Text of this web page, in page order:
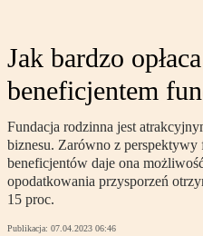
Jak bardzo
beneficjentem
Fundacja rodzinna jest
biznesu. Zarówno z
beneficjentów daje ona
opodatkowania przysporzeń
15 proc.
Publikacja: 07.04.2023 06:46